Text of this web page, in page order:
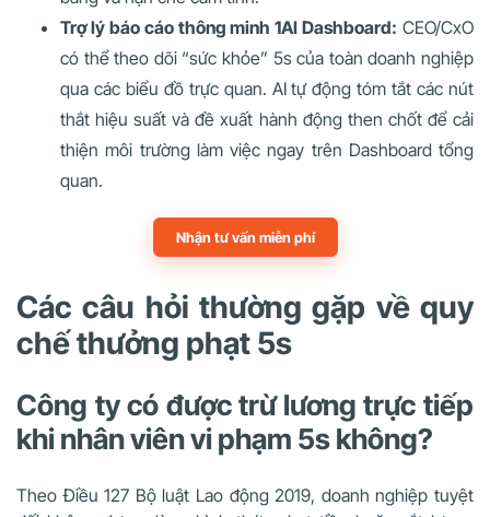
Trợ lý báo cáo thông minh 1AI Dashboard: CEO/CxO
có thể theo dõi “sức khỏe” 5s của toàn doanh nghiệp
qua các biểu đồ trực quan. AI tự động tóm tắt các nút
thắt hiệu suất và đề xuất hành động then chốt để cải
thiện môi trường làm việc ngay trên Dashboard tổng
quan.
Nhận tư vấn miễn phí
Các câu hỏi thường gặp về quy
chế thưởng phạt 5s
Công ty có được trừ lương trực tiếp
khi nhân viên vi phạm 5s không?
Theo Điều 127 Bộ luật Lao động 2019, doanh nghiệp tuyệt